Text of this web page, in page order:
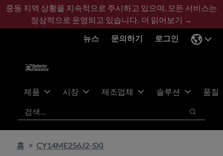
기
콘
바
글
중동 지역 상황을 지속적으로 주시하고 있으며, 모든 서비스는
정상적으로 운영되고 있습니다. 더 읽어보기 →
뉴스
문의하기 로그인
제품 시장 제조업체 솔루션
품질
검색
검색
홈 CY14ME256J2-SXI